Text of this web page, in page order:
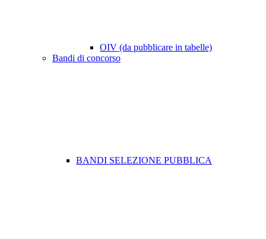
OIV (da pubblicare in tabelle)
Bandi di concorso
BANDI SELEZIONE PUBBLICA